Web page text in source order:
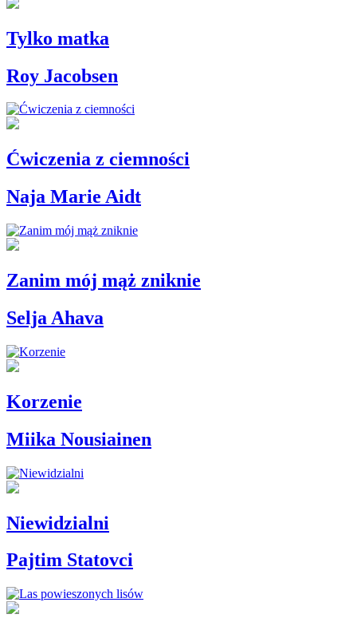
Tylko matka
Roy Jacobsen
Ćwiczenia z ciemności
Naja Marie Aidt
Zanim mój mąż zniknie
Selja Ahava
Korzenie
Miika Nousiainen
Niewidzialni
Pajtim Statovci